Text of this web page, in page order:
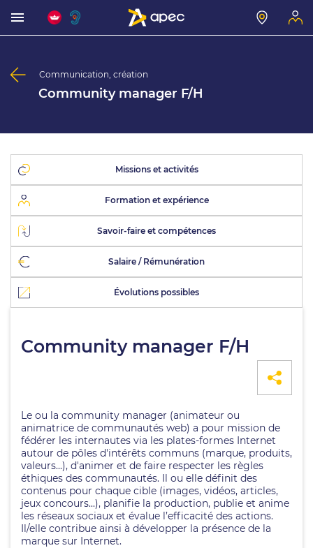
Communication, création
Community manager F/H
Missions et activités
Formation et expérience
Savoir-faire et compétences
Salaire / Rémunération
Évolutions possibles
Community manager F/H
Le ou la community manager (animateur ou
animatrice de communautés web) a pour mission de
fédérer les internautes via les plates-formes Internet
autour de pôles d'intérêts communs (marque, produits,
valeurs...), d'animer et de faire respecter les règles
éthiques des communautés. Il ou elle définit des
contenus pour chaque cible (images, vidéos, articles,
jeux concours...), planifie la production, publie et anime
les réseaux sociaux et évalue l’efficacité des actions.
Il/elle contribue ainsi à développer la présence de la
marque sur Internet.